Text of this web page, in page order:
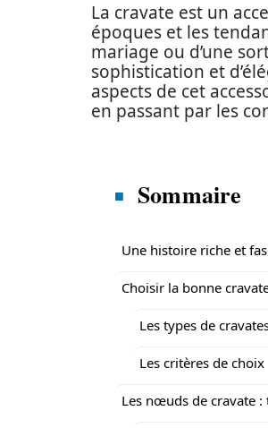
La cravate est un
époques et les
mariage ou d’une
sophistication et
aspects de cet
en passant par les
Sommaire
Une histoire riche et
Choisir la bonne
Les types de
Les critères de choix
Les nœuds de cravate :